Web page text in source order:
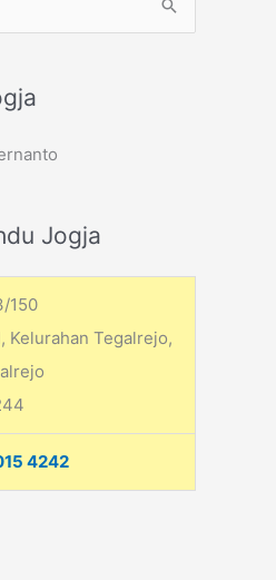
Jogja
150
Kelurahan Tegalrejo,
4242